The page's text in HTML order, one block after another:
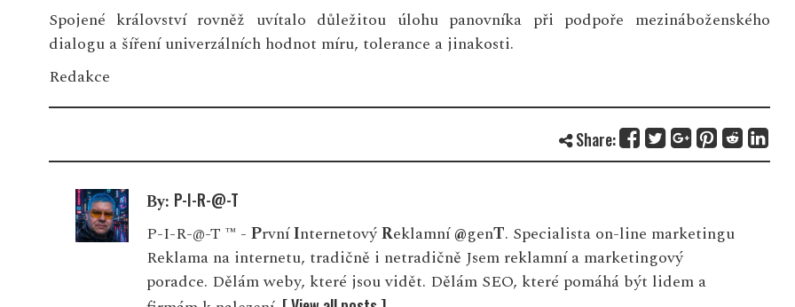
Spojené království rovněž uvítalo důležitou úlohu panovníka při podpoře mezináboženského
dialogu a šíření univerzálních hodnot míru, tolerance a jinakosti.
Redakce
Share:
By: P-I-R-@-T
P-I-R-@-T ™ - PrvníInternetovýReklamní@genT. Specialista on-line marketingu
Reklama na internetu, tradičně i netradičně Jsem reklamní a marketingový
poradce. Dělám weby, které jsou vidět. Dělám SEO, které pomáhá být lidem a